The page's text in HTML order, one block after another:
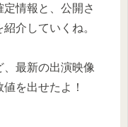
定情報と、公開さ
介していくね。
、最新の出演映像
を出せたよ！